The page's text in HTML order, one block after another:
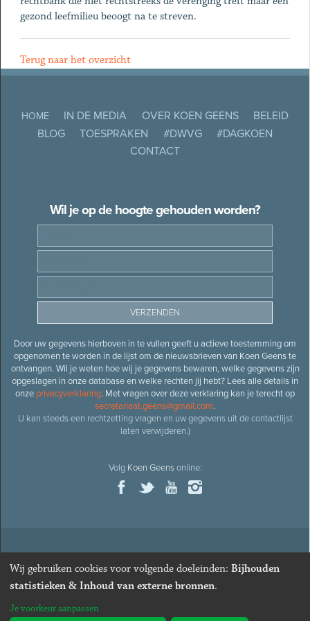
gezond leefmilieu beoogt na te streven.
Terug naar het overzicht
HOME IN DE MEDIA OVER KOEN GEENS
BELEID
BLOG
TOESPRAKEN #DWVG
#DAGKOEN
CONTACT
Wil je op de hoogte gehouden worden?
Door uw gegevens hierboven in te vullen geeft u actieve toestemming om
opgenomen te worden in de lijst om de nieuwsbrieven van Koen Geens te
ontvangen. Wil je weten hoe wij je gegevens bewaren, welke gegevens zijn
opgeslagen in onze database en welke rechten jij hebt? Lees alle details in
onze privacyverklaring. Met vragen over deze verklaring kan je terecht op
secretariaat.geens@gmail.com.
U kan steeds een rechtzetting vragen en uw gegevens uit de contactlijst
laten verwijderen.)
Volg Koen Geensonline:
© 2026Oud-minister en ere-volksvertegenwoordiger Koen
· Alle rechten voorbehouden · Cookies wijzigen
Webdesign&website ontwikkelingdoor Zenjoy in Leuven
Wij gebruiken cookies voor volgende doeleinden: Bijhouden
statistieken & Inhoud van externe bronnen.
Je voorkeur aanpassen